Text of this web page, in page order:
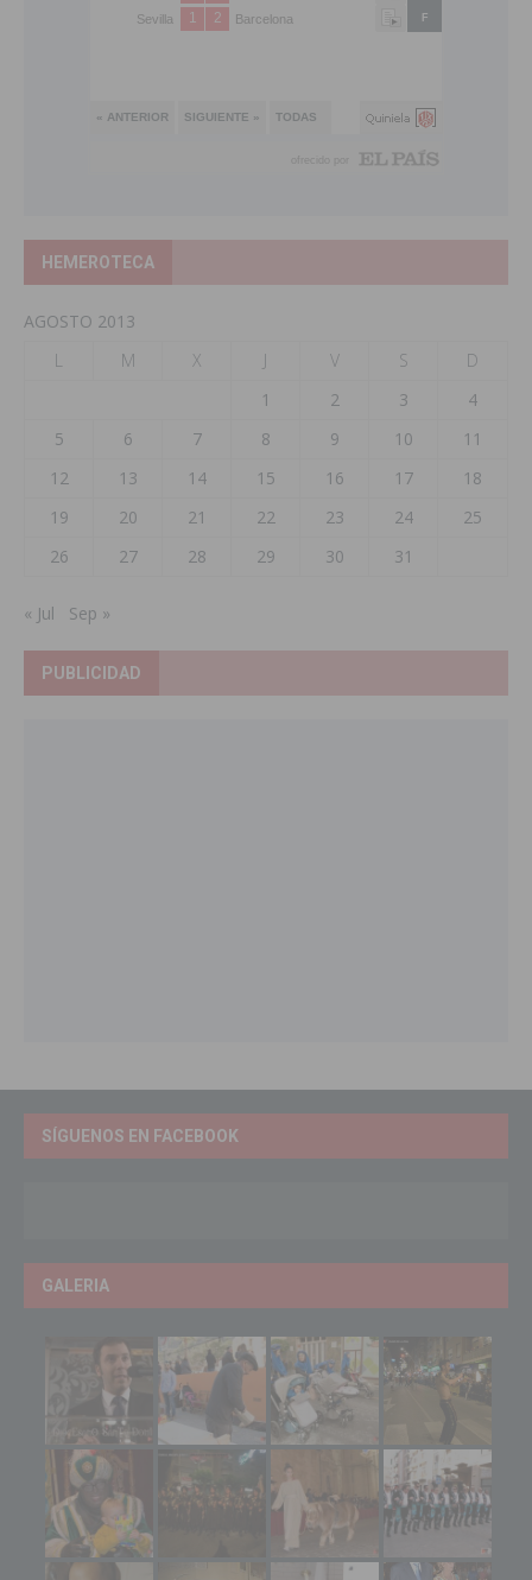
HEMEROTECA
AGOSTO 2013
L
M X J V S
D
1
2 3
4
5
6 7 8 9 10
11
12
13 14 15 16 17
18
19
20 21 22 23 24
25
26
27 28 29 30 31
« Jul Sep »
PUBLICIDAD
SÍGUENOS EN FACEBOOK
GALERIA